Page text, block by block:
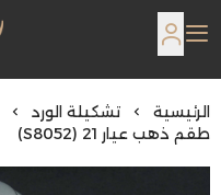
الرئيسية تشكيلة الورد
طقم ذهب عيار 21 (S8052)